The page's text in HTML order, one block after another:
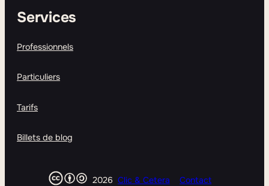
Services
Professionnels
Particuliers
Tarifs
Billets de blog
2026 Clic & Cetera Contact